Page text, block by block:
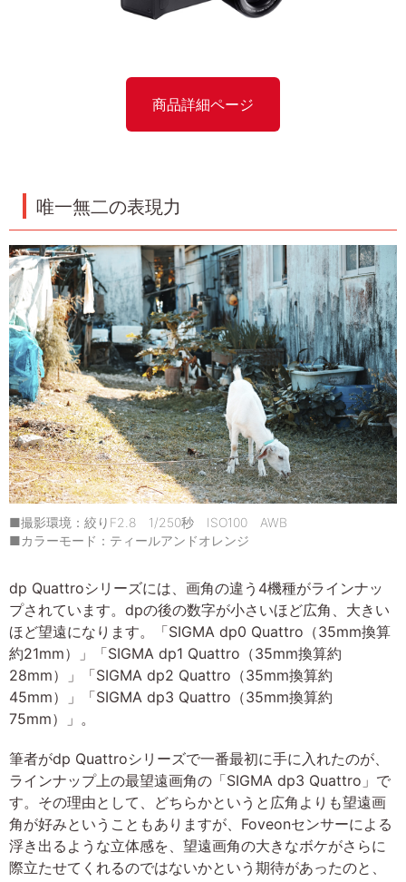
商品詳細ページ
唯一無二の表現力
■撮影環境：絞りF2.8 1/250秒 ISO100 AWB
■カラーモード：ティールアンドオレンジ
dp Quattroシリーズには、画角の違う4機種がラインナッ
プされています。dpの後の数字が小さいほど広角、大きい
ほど望遠になります。「SIGMA dp0 Quattro（35mm換算
約21mm）」「SIGMA dp1 Quattro（35mm換算約
28mm）」「SIGMA dp2 Quattro（35mm換算約
45mm）」「SIGMA dp3 Quattro（35mm換算約
75mm）」。
筆者がdp Quattroシリーズで一番最初に手に入れたのが、
ラインナップ上の最望遠画角の「SIGMA dp3 Quattro」で
す。その理由として、どちらかというと広角よりも望遠画
角が好みということもありますが、Foveonセンサーによる
浮き出るような立体感を、望遠画角の大きなボケがさらに
際立たせてくれるのではないかという期待があったのと、